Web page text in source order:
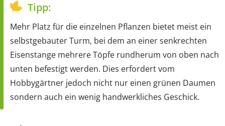
Tipp:
Mehr Platz für die einzelnen Pflanzen bietet meist ein
selbstgebauter Turm, bei dem an einer senkrechten
Eisenstange mehrere Töpfe rundherum von oben nach
unten befestigt werden. Dies erfordert vom
Hobbygärtner jedoch nicht nur einen grünen Daumen
sondern auch ein wenig handwerkliches Geschick.